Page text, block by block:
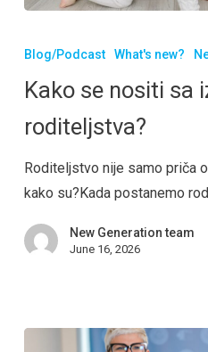
Blog/Podcast What's new?
Kako se nositi sa
roditeljstva?
Roditeljstvo nije samo priča
kako su?Kada postanemo
New Generation team
June 16, 2026